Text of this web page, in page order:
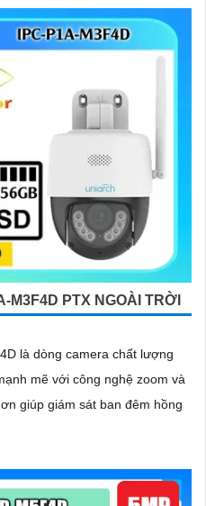
M3F4D PTX NGOÀI TRỜI
là dòng camera chất lượng
mẽ với công nghệ zoom và
giúp giám sát ban đêm hồng